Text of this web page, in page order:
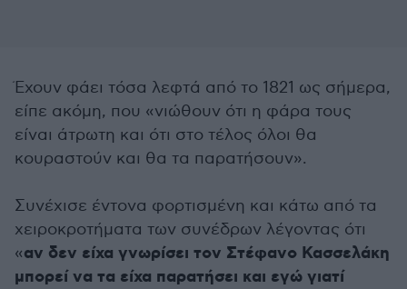
Έχουν φάει τόσα λεφτά από το 1821 ως σήμερα,
είπε ακόμη, που «νιώθουν ότι η φάρα τους
είναι άτρωτη και ότι στο τέλος όλοι θα
κουραστούν και θα τα παρατήσουν».
Συνέχισε έντονα φορτισμένη και κάτω από τα
χειροκροτήματα των συνέδρων λέγοντας ότι
«αν δεν είχα γνωρίσει τον Στέφανο Κασσελάκη
μπορεί να τα είχα παρατήσει και εγώ γιατί